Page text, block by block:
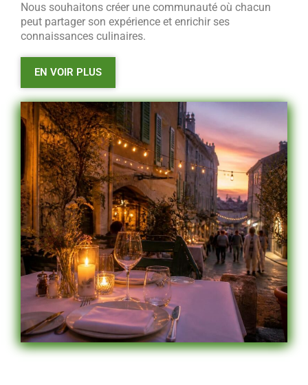
Nous souhaitons créer une communauté où chacun
peut partager son expérience et enrichir ses
connaissances culinaires.
EN VOIR PLUS